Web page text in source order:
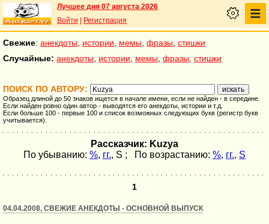
Лучшее дня 07 августа 2026
Войти
Регистрация
Свежие: анекдоты истории мемы фразы стишки
Случайные: анекдоты истории мемы фразы стишки
ПОИСК ПО АВТОРУ:
Образец длиной до 50 знаков ищется в начале имени, если не найден - в середине.
Если найден ровно один автор - выводятся его анекдоты, истории и т.д.
Если больше 100 - первые 100 и список возможных следующих букв (регистр букв
учитывается).
Рассказчик: Kuzya
По убыванию: %, гг., S ; По возрастанию: %, гг., S
1
04.04.2008, СВЕЖИЕ АНЕКДОТЫ - ОСНОВНОЙ ВЫПУСК